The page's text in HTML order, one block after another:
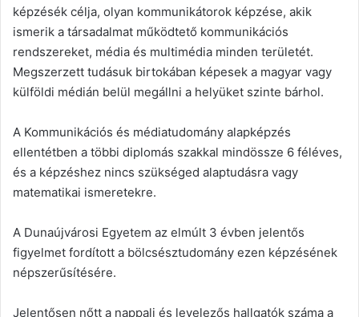
képzésék célja, olyan kommunikátorok képzése, akik
ismerik a társadalmat működtető kommunikációs
rendszereket, média és multimédia minden területét.
Megszerzett tudásuk birtokában képesek a magyar vagy
külföldi médián belül megállni a helyüket szinte bárhol.
A Kommunikációs és médiatudomány alapképzés
ellentétben a többi diplomás szakkal mindössze 6 féléves,
és a képzéshez nincs szükséged alaptudásra vagy
matematikai ismeretekre.
A Dunaújvárosi Egyetem az elmúlt 3 évben jelentős
figyelmet fordított a bölcsésztudomány ezen képzésének
népszerűsítésére.
Jelentősen nőtt a nappali és levelezős hallgatók száma a